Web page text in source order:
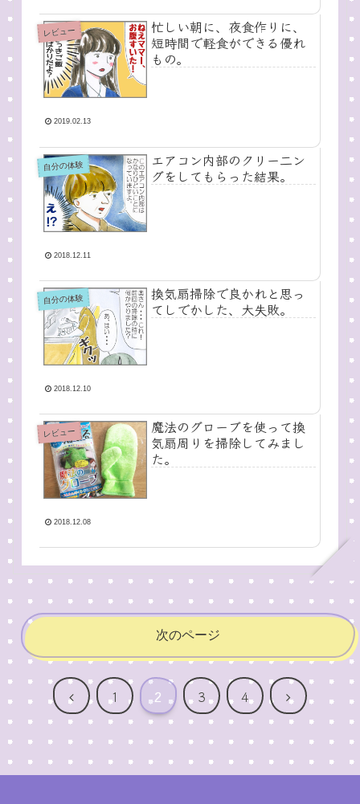
レビュー
忙しい朝に、夜食作りに、
短時間で軽食ができる優れ
もの。
2019.02.13
自分の体験
エアコン内部のクリー二ン
グをしてもらった結果。
2018.12.11
自分の体験
換気扇掃除で良かれと思っ
てしでかした、大失敗。
2018.12.10
レビュー
魔法のグローブを使って換
気扇周りを掃除してみまし
た。
2018.12.08
次のページ
前
へ
1 2 3 4
次
へ